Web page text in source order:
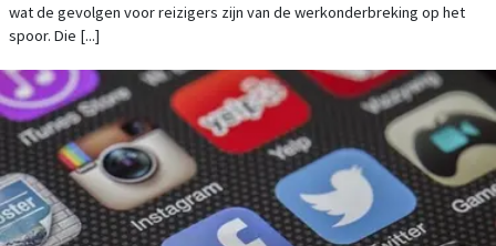
wat de gevolgen voor reizigers zijn van de werkonderbreking op het
spoor. Die [...]